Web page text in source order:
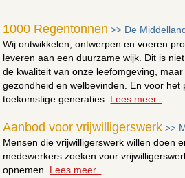
1000 Regentonnen >> De
Wij ontwikkelen, ontwerpen en voeren
leveren aan een duurzame wijk. Dit is
de kwaliteit van onze leefomgeving,
gezondheid en welbevinden. En voor het
toekomstige generaties. Lees meer..
Aanbod voor vrijwilligerswerk >>
Mensen die vrijwilligerswerk willen doen
medewerkers zoeken voor
opnemen. Lees meer..